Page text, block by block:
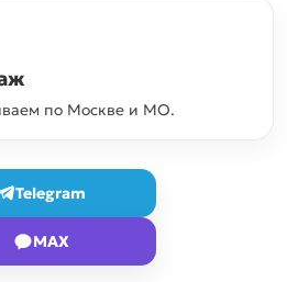
по Москве и МО.
Telegram
MAX